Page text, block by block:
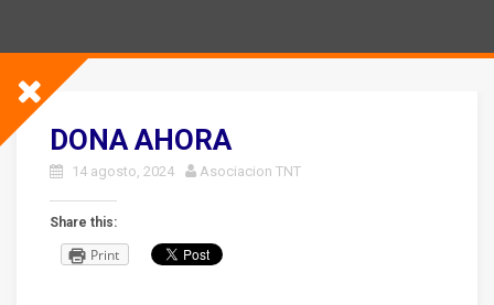
DONA AHORA
14 agosto, 2024 Asociacion TNT
Share this:
Print